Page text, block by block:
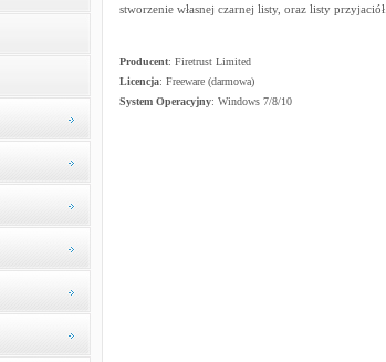
stworzenie własnej czarnej listy, oraz listy przyjaciół.
Producent: Firetrust Limited
Licencja: Freeware (darmowa)
System Operacyjny: Windows 7/8/10